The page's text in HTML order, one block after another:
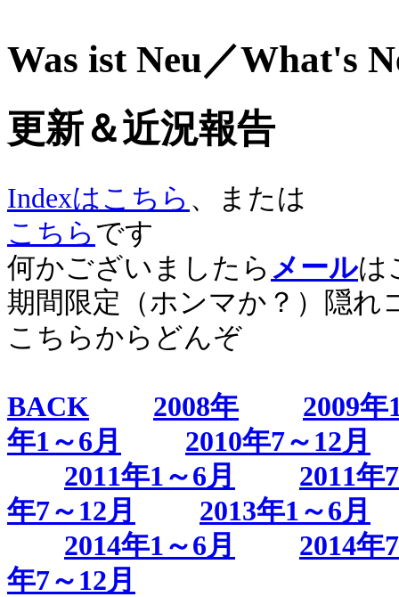
Was ist Neu／What's
更新＆近況報告
Indexはこちら 、または
こちら です
何かございましたら メールは
期間限定（ホンマか？）隠れ
こちらからどんぞ
BACK 2008年
2009年
年1～6月
2010年7～12月
2011年1～6月
2011年
年7～12月
2013年1～6月
2014年1～6月
2014年
年7～12月